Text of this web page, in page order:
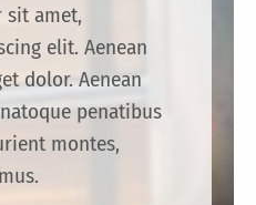
sit amet,
elit. Aenean
dolor. Aenean
penatibus
montes,